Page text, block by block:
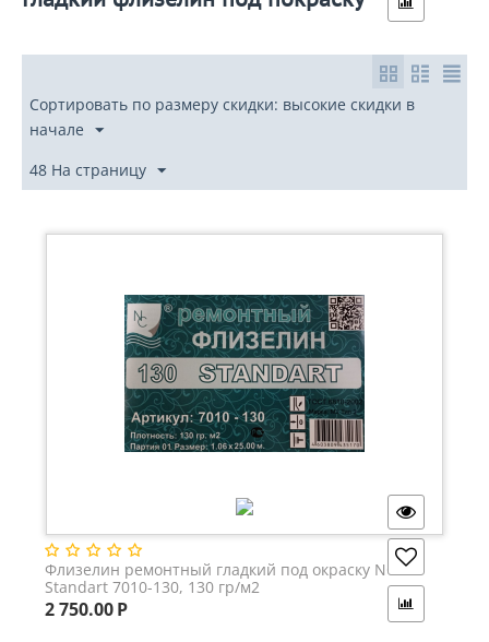
Сортировать по размеру скидки: высокие скидки в
начале
48 На страницу
Флизелин ремонтный гладкий под окраску NC
Standart 7010-130, 130 гр/м2
2 750.00Р